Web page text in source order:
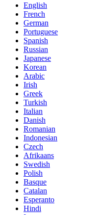
English
French
German
Portuguese
Spanish
Russian
Japanese
Korean
Arabic
Irish
Greek
Turkish
Italian
Danish
Romanian
Indonesian
Czech
Afrikaans
Swedish
Polish
Basque
Catalan
Esperanto
Hindi